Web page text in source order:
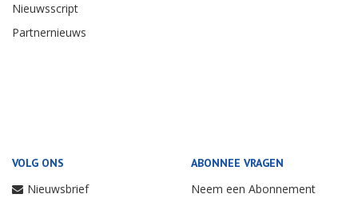
Nieuwsscript
Partnernieuws
VOLG ONS
Nieuwsbrief
ABONNEE VRAGEN
Neem een Abonnement